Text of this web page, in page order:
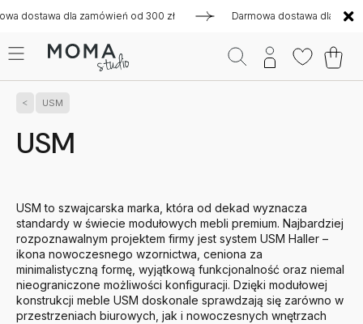
dla zamówień od 300 zł Darmowa dostawa dla zamówień od
USM
USM
USM to szwajcarska marka, która od dekad wyznacza
standardy w świecie modułowych mebli premium. Najbardziej
rozpoznawalnym projektem firmy jest system USM Haller –
ikona nowoczesnego wzornictwa, ceniona za
minimalistyczną formę, wyjątkową funkcjonalność oraz niemal
nieograniczone możliwości konfiguracji. Dzięki modułowej
konstrukcji meble USM doskonale sprawdzają się zarówno w
przestrzeniach biurowych, jak i nowoczesnych wnętrzach